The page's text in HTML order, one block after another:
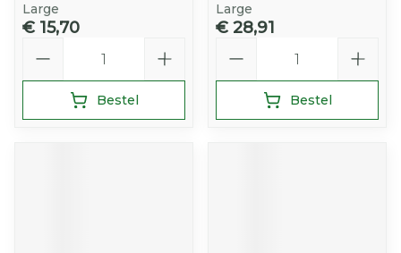
Large
€ 15,70
Bestel
Large
€ 28,91
Bestel